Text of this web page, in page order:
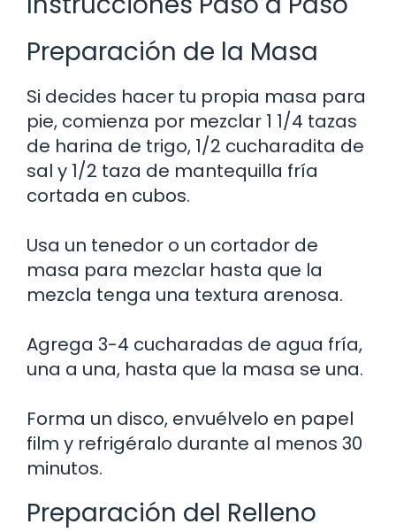
Preparación de la Masa
Si decides hacer tu propia masa para
pie, comienza por mezclar 1 1/4 tazas
de harina de trigo, 1/2 cucharadita de
sal y 1/2 taza de mantequilla fría
cortada en cubos.
Usa un tenedor o un cortador de
masa para mezclar hasta que la
mezcla tenga una textura arenosa.
Agrega 3-4 cucharadas de agua fría,
una a una, hasta que la masa se una.
Forma un disco, envuélvelo en papel
film y refrigéralo durante al menos 30
minutos.
Preparación del Relleno